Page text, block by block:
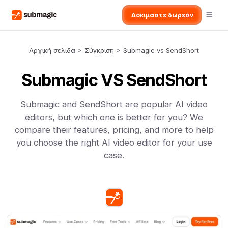
Δοκιμάστε δωρεάν
Αρχική σελίδα > Σύγκριση > Submagic vs SendShort
Submagic VS SendShort
Submagic and SendShort are popular AI video
editors, but which one is better for you? We
compare their features, pricing, and more to help
you choose the right AI video editor for your use
case.